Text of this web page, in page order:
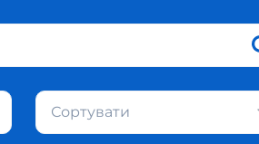
Сортувати